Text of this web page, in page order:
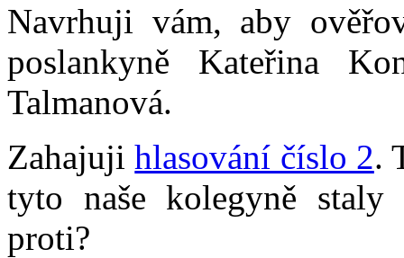
Navrhuji vám, aby
poslankyně Kateřina
Talmanová.
Zahajujihlasování číslo 2.
tyto naše kolegyně staly
proti?